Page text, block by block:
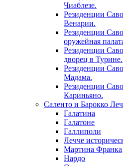
Чиаблезе.
Резиденции
Венарии.
Резиденции
оружейная
Резиденции
дворец в Турине.
Резиденции
Мадама.
Резиденции
Кариньяно.
Саленто и Барокко
Галатина
Галатоне
Галлиполи
Лечче
Мартина Франка
Нардо